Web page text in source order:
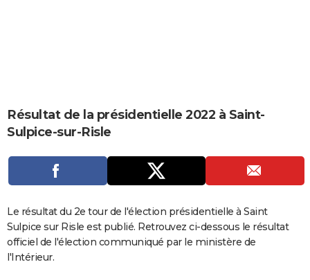
Carte de Noël
Carte Bonne année
Carte Saint-Valentin
Carte Pâques
Carte d'anniversaire
DICTIONNAIRE
PROGRAMME TV
COPAINS D'AVANT
S'inscrire
Se connecter
Lycées
Collèges
Primaires
Universités
Entreprises
Service militaire
Avis de recherche
AVIS DE DÉCÈS
FORUM
Résultat de la présidentielle 2022 à Saint-
Sulpice-sur-Risle
Le résultat du 2e tour de l'élection présidentielle à Saint
Sulpice sur Risle est publié. Retrouvez ci-dessous le résultat
officiel de l'élection communiqué par le ministère de
l'Intérieur.